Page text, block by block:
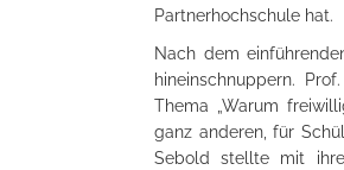
Partnerhochschule hat.
Nach dem
hineinschnuppern.
Thema „Warum
ganz anderen, für
Sebold stellte mit